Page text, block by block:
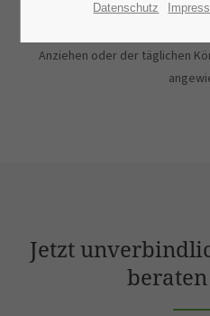
selbst oder Ihre Angehörigen:
Anziehen oder der täglichen
Jetzt
Datenschutz